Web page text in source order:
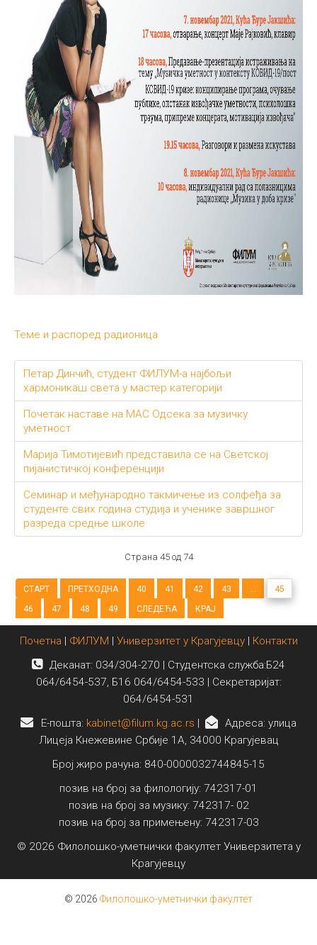
Теме и распоред радионица
Петар Динчић, студент ФИЛУМ-а најбољи
хармоникаш света у мастер категорији
Почетак наставе на МАС Одсека за музичку
уметност
Марија Тимотијевић представила се на Светској
пијанистичкој конференцији
Семинар и међународно такмичење из солфеђа за
студенте свих година студија и ученике завршног
разреда средње школе
Страна 45 од 74
СТАРТ ПРЕТХОДНА 40 41 42 43 ...
45
46
47 48 49 СЛЕДЕЋА КРАЈ
Почетна | ФИЛУМ | Универзитет у Крагујевцу| Контакти
Деканат: 034/304-270 | Студентска служба:Б24
064/6454-537, Б16 064/6454-533 | Секретаријат:
064/6454-531
E-пошта: kabinet@filum.kg.ac.rs |
Адреса: улица
Лицеја Кнежевине Србије 1А, 34000 Крагујевац
Број жиро рачуна: 840-0000032744845-15
позив на број за филологију: 742317-01
позив на број за музику: 742317- 02
позив на број за примењену: 742317-03
© 2026 Филолошко-уметнички факултет Универзитета у
Крагујевцу
© 2026 Филолошко-уметнички факултет